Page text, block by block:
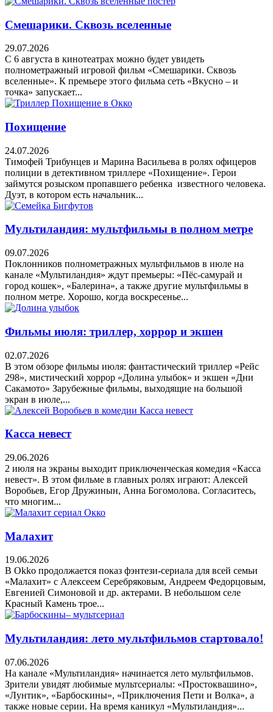
Смешарики. Сквозь вселенные
29.07.2026
С 6 августа в кинотеатрах можно будет увидеть
полнометражный игровой фильм «Смешарики. Сквозь
вселенные». К премьере этого фильма сеть «Вкусно – и
точка» запускает...
Похищение
24.07.2026
Тимофей Трибунцев и Марина Васильева в ролях офицеров
полиции в детективном триллере «Похищение». Герои
займутся розыском пропавшего ребенка известного человека.
Дуэт, в котором есть начальник...
Мультиландия: мультфильмы в полном метре
09.07.2026
Поклонников полнометражных мультфильмов в июле на
канале «Мультиландия» ждут премьеры: «Пёс-самурай и
город кошек», «Балерина», а также другие мультфильмы в
полном метре. Хорошо, когда воскресенье...
Фильмы июля: триллер, хоррор и экшен
02.07.2026
В этом обзоре фильмы июля: фантастический триллер «Рейс
298», мистический хоррор «Долина улыбок» и экшен «Дни
Сакамото» Зарубежные фильмы, выходящие на большой
экран в июле,...
Касса невест
29.06.2026
2 июля на экраны выходит приключенческая комедия «Касса
невест». В этом фильме в главных ролях играют: Алексей
Воробьев, Егор Дружинын, Анна Богомолова. Согласитесь,
что многим...
Малахит
19.06.2026
В Okko продолжается показ фэнтези-сериала для всей семьи
«Малахит» с Алексеем Серебряковым, Андреем Федорцовым,
Евгенией Симоновой и др. актерами. В небольшом селе
Красный Камень трое...
Мультиландия: лето мультфильмов стартовало!
07.06.2026
На канале «Мультиландия» начинается лето мультфильмов.
Зрители увидят любимые мультсериалы: «Простоквашино»,
«Лунтик», «Барбоскины», «Приключения Пети и Волка», а
также новые серии. На время каникул «Мультиландия»...